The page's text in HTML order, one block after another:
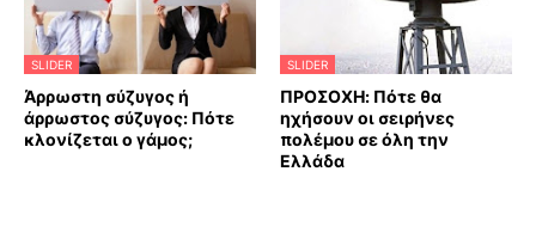
SLIDER
Άρρωστη σύζυγος ή
άρρωστος σύζυγος: Πότε
κλονίζεται ο γάμος;
SLIDER
ΠΡΟΣΟΧΗ: Πότε θα
ηχήσουν οι σειρήνες
πολέμου σε όλη την
Ελλάδα